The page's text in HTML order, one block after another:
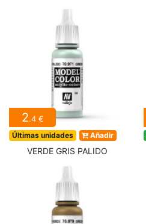
2.4 €
Últimas unidades Añadir
VERDE GRIS PALIDO